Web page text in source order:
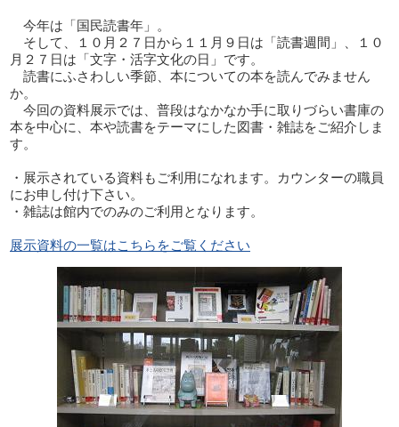
今年は「国民読書年」。
そして、１０月２７日から１１月９日は「読書週間」、１０
月２７日は「文字・活字文化の日」です。
読書にふさわしい季節、本についての本を読んでみません
か。
今回の資料展示では、普段はなかなか手に取りづらい書庫の
本を中心に、本や読書をテーマにした図書・雑誌をご紹介しま
す。
・展示されている資料もご利用になれます。カウンターの職員
にお申し付け下さい。
・雑誌は館内でのみのご利用となります。
展示資料の一覧はこちらをご覧ください